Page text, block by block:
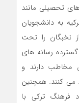
های تحصیلی مانند
به دانشجویان
نخبگان را تحت
رسانه های
مخاطب دارند و
می کنند. همچنین
فرهنگ ترکی با